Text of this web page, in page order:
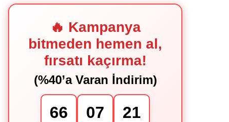
🔥 Kampanya
bitmeden hemen al,
fırsatı kaçırma!
(%40’a Varan İndirim)
66 07 20